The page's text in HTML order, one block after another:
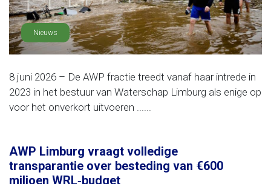
Nieuws
8 juni 2026 – De AWP fractie treedt vanaf haar intrede in
2023 in het bestuur van Waterschap Limburg als enige op
voor het onverkort uitvoeren ......
AWP Limburg vraagt volledige
transparantie over besteding van €600
miljoen WRL‑budget